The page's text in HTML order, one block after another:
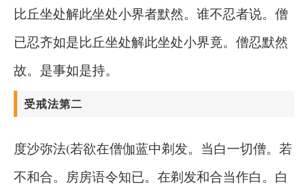
比丘坐处解此坐处小界者默然。谁不忍者说。僧
已忍齐如是比丘坐处解此坐处小界竟。僧忍默然
故。是事如是持。
受戒法第二
度沙弥法(若欲在僧伽蓝中剃发。当白一切僧。若
不和合。房房语令知已。在剃发和合当作白。白